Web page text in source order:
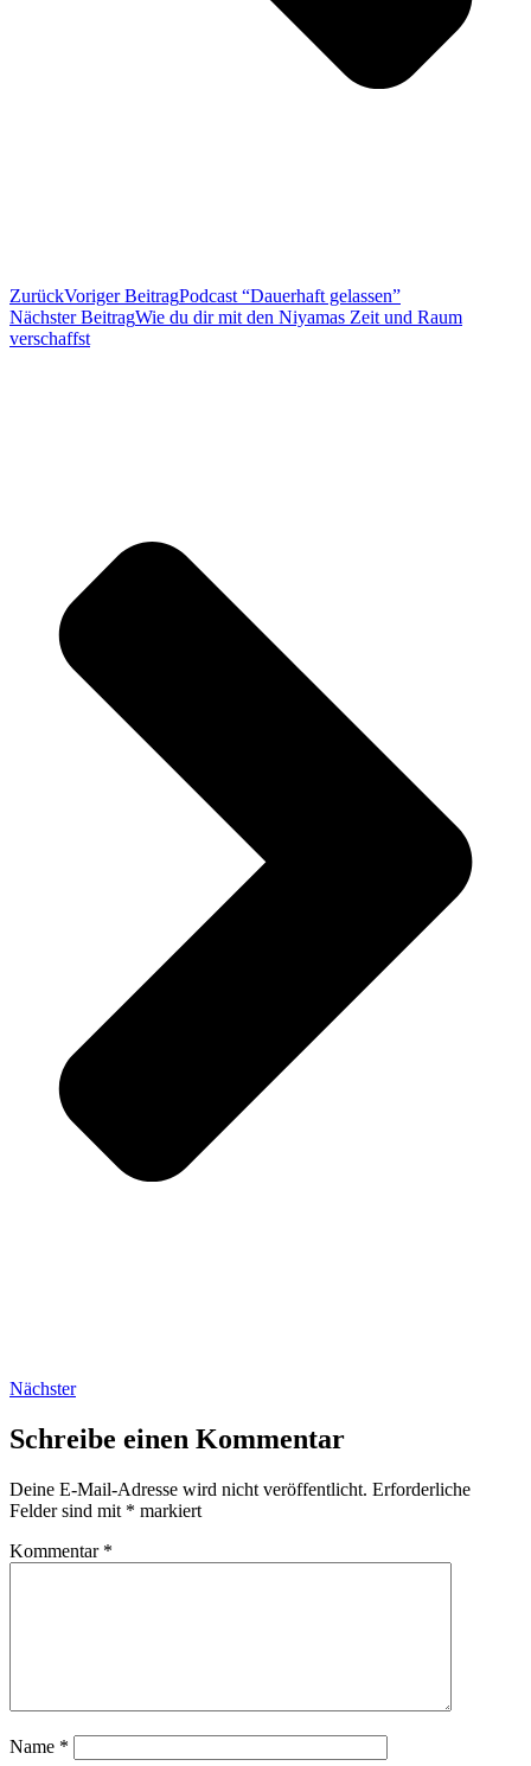
ZurückVoriger BeitragPodcast “Dauerhaft gelassen”
Nächster BeitragWie du dir mit den Niyamas Zeit und Raum
verschaffst
Nächster
Schreibe einen Kommentar
Deine E-Mail-Adresse wird nicht veröffentlicht. Erforderliche
Felder sind mit * markiert
Kommentar *
Name *